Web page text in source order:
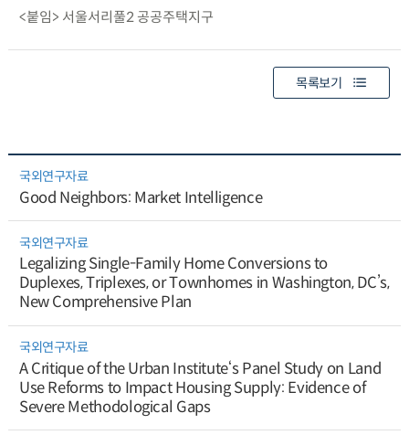
<붙임> 서울서리풀2 공공주택지구
목록보기
국외연구자료
Good Neighbors: Market Intelligence
국외연구자료
Legalizing Single-Family Home Conversions to
Duplexes, Triplexes, or Townhomes in Washington, DC’s,
New Comprehensive Plan
국외연구자료
A Critique of the Urban Institute‘s Panel Study on Land
Use Reforms to Impact Housing Supply: Evidence of
Severe Methodological Gaps